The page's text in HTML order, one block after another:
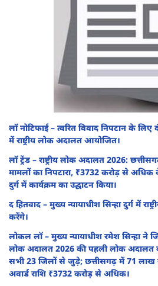
लॉ नोटिफाई – त्वरित विवाद निपटान के
में राष्ट्रीय लोक अदालत आयोजित।
लॉ ट्रेंड – राष्ट्रीय लोक अदालत 2026:
मामलों का निपटारा, ₹3732 करोड़ से अधिक
दुर्ग में कार्यक्रम का उद्घाटन किया।
द हितवाद – मुख्य न्यायाधीश सिन्हा दुर्ग में
करेंगे।
लोकल लॉ – मुख्य न्यायाधीश रमेश सिन्हा ने
लोक अदालत 2026 की पहली लोक अदालत
सभी 23 जिलों से जुड़े; छत्तीसगढ़ में 71 लाख
अवार्ड राशि ₹3732 करोड़ से अधिक।